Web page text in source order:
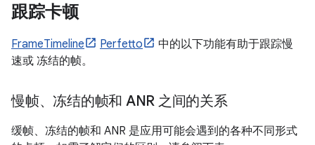
跟踪卡顿
FrameTimeline Perfetto
中的以下功能有助于跟踪慢
速或 冻结的帧。
慢帧、冻结的帧和 ANR 之间的关系
缓帧、冻结的帧和 ANR 是应用可能会遇到的各种不同形式